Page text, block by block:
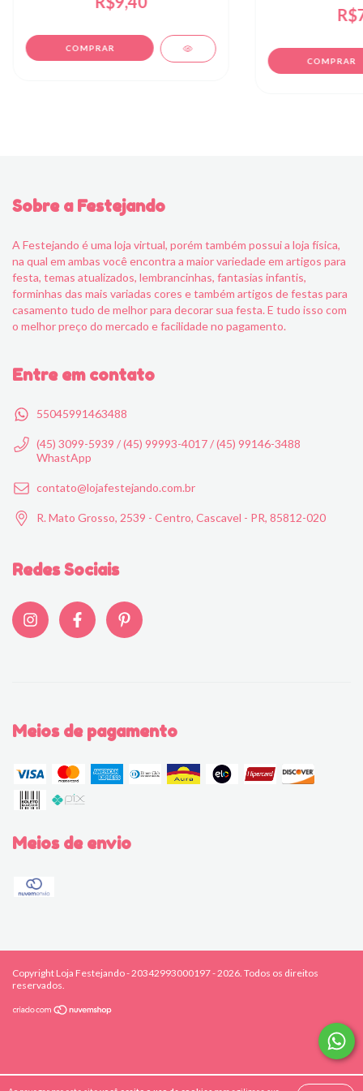
Sobre a Festejando
A Festejando é uma loja virtual, porém também possui a loja física,
na qual em ambas você encontra a maior variedade em artigos para
festa, temas atualizados, lembrancinhas, fantasias infantis,
forminhas das mais variadas cores e também artigos de festas para
casamento tudo de melhor para decorar sua festa. E tudo isso com
o melhor preço do mercado e facilidade no pagamento.
Entre em contato
55045991463488
(45) 3099-5939 / (45) 99993-4017 / (45) 99146-3488
WhastApp
contato@lojafestejando.com.br
R. Mato Grosso, 2539 - Centro, Cascavel - PR, 85812-020
Redes Sociais
Meios de pagamento
Meios de envio
Copyright Loja Festejando - 20342993000197 - 2026. Todos os direitos
reservados.